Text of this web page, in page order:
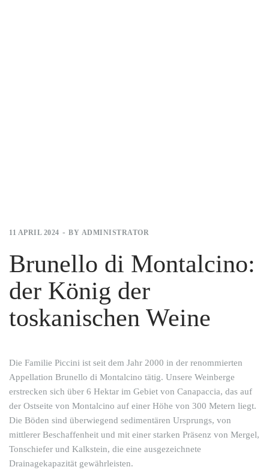
11 APRIL 2024 BY ADMINISTRATOR
Brunello di Montalcino:
der König der
toskanischen Weine
Die Familie Piccini ist seit dem Jahr 2000 in der renommierten
Appellation Brunello di Montalcino tätig. Unsere Weinberge
erstrecken sich über 6 Hektar im Gebiet von Canapaccia, das auf
der Ostseite von Montalcino auf einer Höhe von 300 Metern liegt.
Die Böden sind überwiegend sedimentären Ursprungs, von
mittlerer Beschaffenheit und mit einer starken Präsenz von Mergel,
Tonschiefer und Kalkstein, die eine ausgezeichnete
Drainagekapazität gewährleisten.